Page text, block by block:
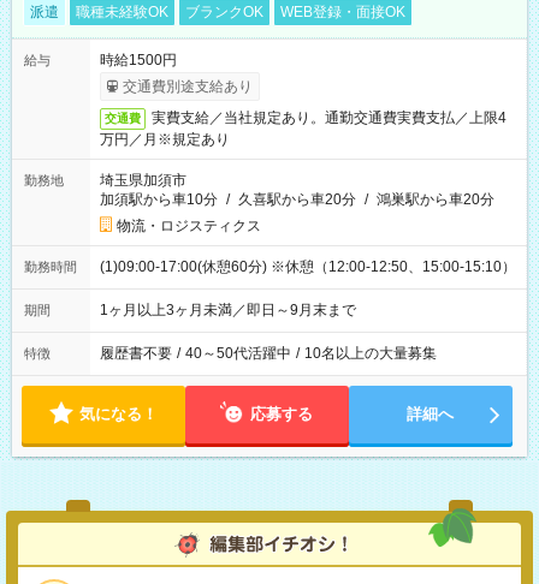
派遣 職種未経験OK ブランクOK WEB登録・面接OK
給与
時給1500円
交通費別途支給あり
交通費
実費支給／当社規定あり。通勤交通費実費支払／上限4
万円／月※規定あり
勤務地
埼玉県加須市
加須駅から車10分 / 久喜駅から車20分 / 鴻巣駅から車20分
物流・ロジスティクス
勤務時間 (1)09:00-17:00(休憩60分) ※休憩（12:00-12:50、15:00-15:10）
期間 1ヶ月以上3ヶ月未満／即日～9月末まで
特徴 履歴書不要 / 40～50代活躍中 / 10名以上の大量募集
気になる！ 応募する 詳細へ